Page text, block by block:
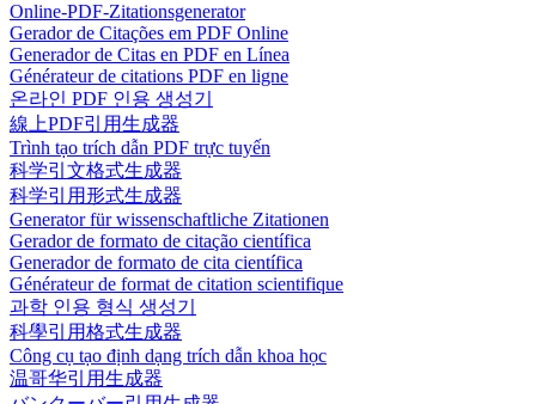
Online-PDF-Zitationsgenerator
Gerador de Citações em PDF Online
Generador de Citas en PDF en Línea
Générateur de citations PDF en ligne
온라인 PDF 인용 생성기
線上PDF引用生成器
Trình tạo trích dẫn PDF trực tuyến
科学引文格式生成器
科学引用形式生成器
Generator für wissenschaftliche Zitationen
Gerador de formato de citação científica
Generador de formato de cita científica
Générateur de format de citation scientifique
과학 인용 형식 생성기
科學引用格式生成器
Công cụ tạo định dạng trích dẫn khoa học
温哥华引用生成器